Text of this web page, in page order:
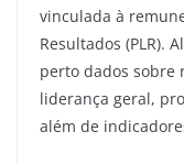
vinculada à
Resultados (PLR).
perto dados sobre
liderança geral,
além de